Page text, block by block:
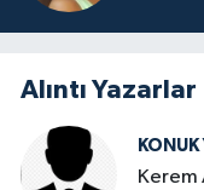
Alıntı Yazarlar
KONUK
Kerem